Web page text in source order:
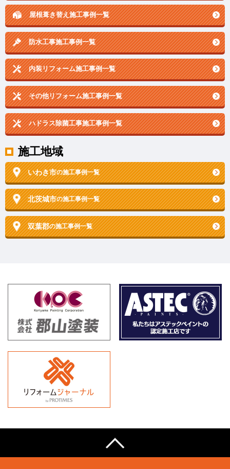
屋根葺き替え施工事例一覧
防水工事施工事例一覧
内装リフォーム施工事例一覧
その他リフォーム施工事例一覧
ハドラス除菌工事施工事例一覧
施工地域
いわき市の施工事例一覧
北茨城市の施工事例一覧
双葉郡の施工事例一覧